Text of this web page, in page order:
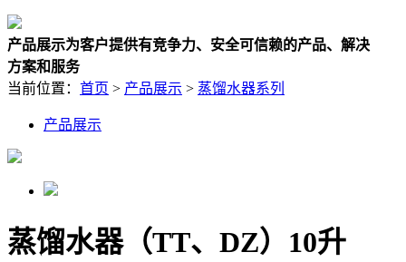
产品展示为客户提供有竞争力、安全可信赖的产品、解决
方案和服务
当前位置： 首页 > 产品展示 > 蒸馏水器系列
产品展示
蒸馏水器（TT、DZ）10升